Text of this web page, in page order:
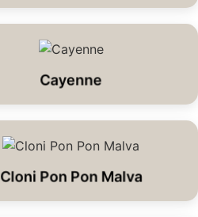
Cayenne
Cloni Pon Pon Malva